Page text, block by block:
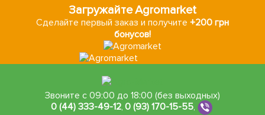
Загружайте Agromarket
Сделайте первый заказ и получите +200 грн
бонусов!
Звоните с 09:00 до 18:00 (без выходных)
0 (44) 333-49-12,0 (93) 170-15-55,